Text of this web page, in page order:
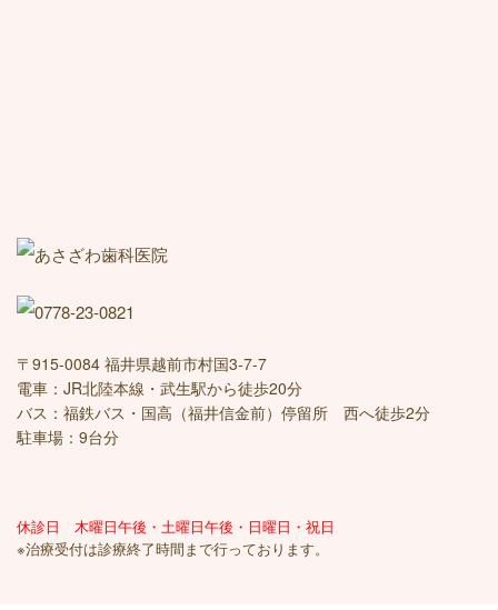
〒915-0084 福井県越前市村国3-7-7
電車：JR北陸本線・武生駅から徒歩20分
バス：福鉄バス・国高（福井信金前）停留所 西へ徒歩2分
駐車場：9台分
休診日 木曜日午後・土曜日午後・日曜日・祝日
※治療受付は診療終了時間まで行っております。